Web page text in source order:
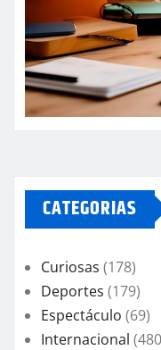
CATEGORIAS
Curiosas (178)
Deportes (179)
Espectáculo (69)
Internacional